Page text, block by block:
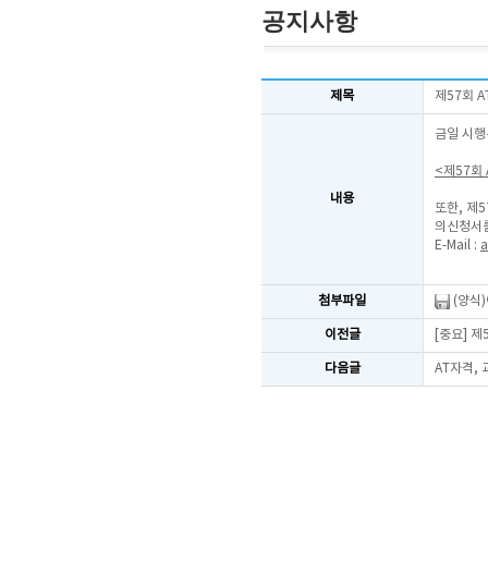
공지사항
제목 제57회
내용
금일 시
<제57회
또한, 제
의신청서
E-Mail :
첨부파일 (양식
이전글 [중요]
다음글 AT자격,